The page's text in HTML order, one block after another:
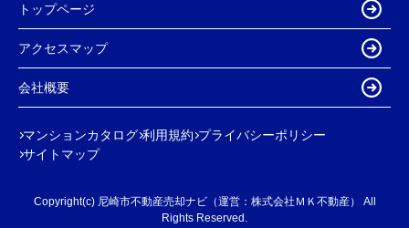
トップページ
アクセスマップ
会社概要
マンションカタログ 利用規約 プライバシーポリシー
サイトマップ
Copyright(c) 尼崎市不動産売却ナビ（運営：株式会社ＭＫ不動産） All
Rights Reserved.